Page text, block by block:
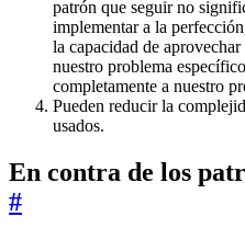
patrón que seguir no
implementar a la
la capacidad de
nuestro problema
completamente a nuestro
Pueden reducir la
usados.
En contra de los
#